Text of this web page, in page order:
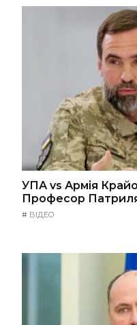
УПА vs Армія
Професор
# ВІДЕО